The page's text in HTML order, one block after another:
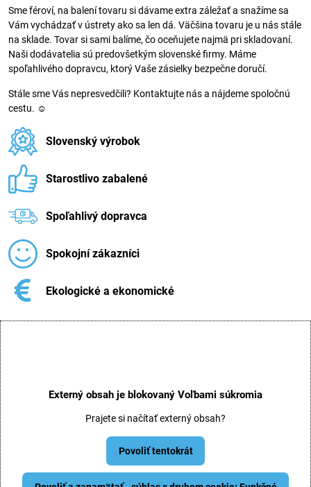
Sme féroví, na balení tovaru si dávame extra záležať a snažíme sa
Vám vychádzať v ústrety ako sa len dá. Väčšina tovaru je u nás stále
na sklade. Tovar si sami balíme, čo oceňujete najmä pri skladovaní.
Naši dodávatelia sú predovšetkým slovenské firmy. Máme
spoľahlivého dopravcu, ktorý Vaše zásielky bezpečne doručí.
Stále sme Vás nepresvedčili? Kontaktujte nás a nájdeme spoločnú
cestu. ☺
Slovenský výrobok
Starostlivo zabalené
Spoľahlivý dopravca
Spokojní zákazníci
Ekologické a ekonomické
Externý obsah je blokovaný Voľbami súkromia
Prajete si načítať externý obsah?
Povoliť tentokrát